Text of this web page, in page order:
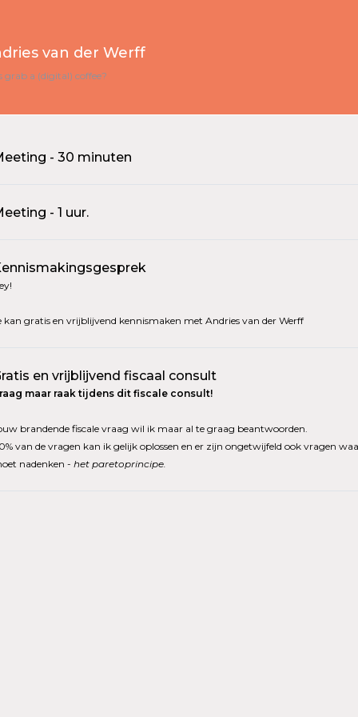
van der Werff
grab a (digital) coffee?
- 30 minuten
- 1 uur.
kan gratis en vrijblijvend kennismaken met Andries van der Werff
en vrijblijvend fiscaal consult
maar raak tijdens dit fiscale consult!
brandende fiscale vraag wil ik maar al te graag beantwoorden.
van de vragen kan ik gelijk oplossen en er zijn ongetwijfeld ook vragen
nadenken - het paretoprincipe.